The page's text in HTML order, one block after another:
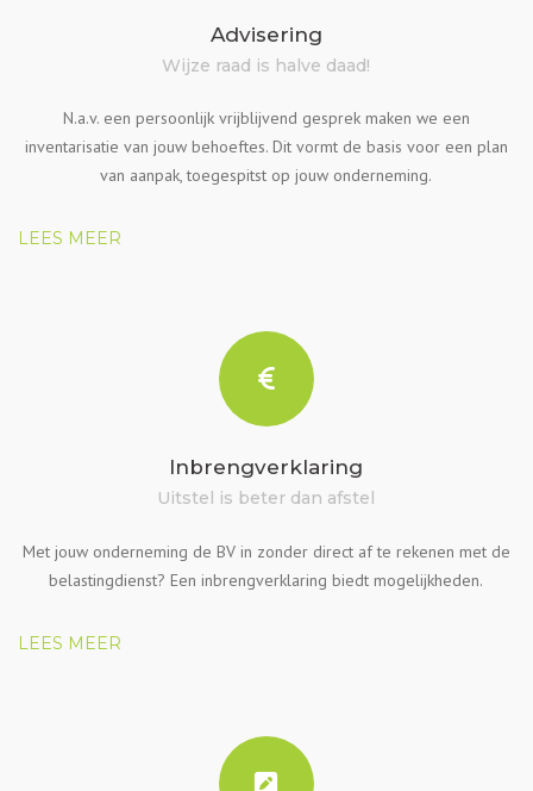
Advisering
Wijze raad is halve daad!
N.a.v. een persoonlijk vrijblijvend gesprek maken we een
inventarisatie van jouw behoeftes. Dit vormt de basis voor een plan
van aanpak, toegespitst op jouw onderneming.
LEES MEER
Inbrengverklaring
Uitstel is beter dan afstel
Met jouw onderneming de BV in zonder direct af te rekenen met de
belastingdienst? Een inbrengverklaring biedt mogelijkheden.
LEES MEER